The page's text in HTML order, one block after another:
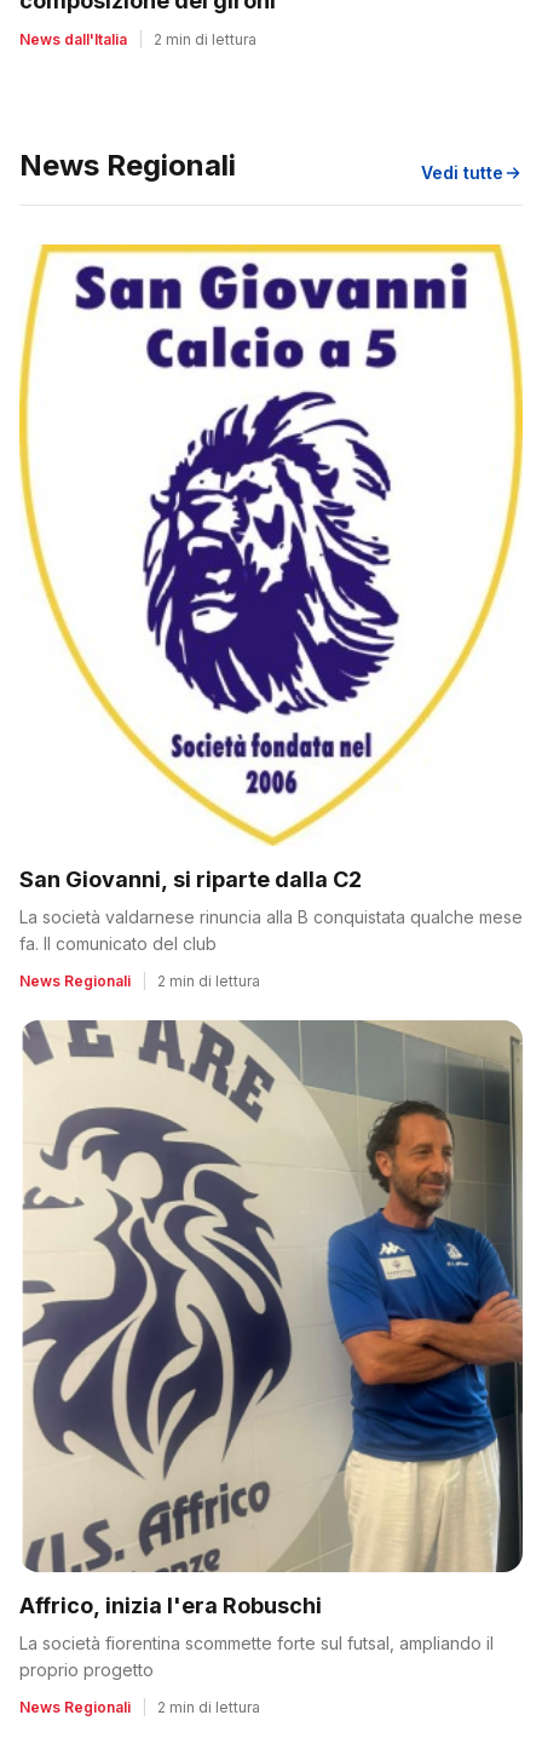
News dall'Italia 2 min di lettura
News Regionali Vedi tutte
San Giovanni, si riparte dalla C2
La società valdarnese rinuncia alla B conquistata qualche mese
fa. Il comunicato del club
News Regionali 2 min di lettura
Affrico, inizia l'era Robuschi
La società fiorentina scommette forte sul futsal, ampliando il
proprio progetto
News Regionali 2 min di lettura